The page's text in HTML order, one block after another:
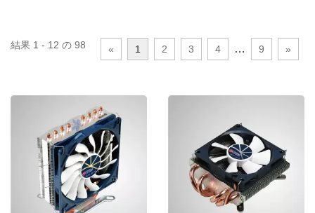
結果 1 - 12 の 98 « 1 2 3 4 … 9 »